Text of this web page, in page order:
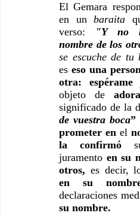
El Gemara
en un baraita
verso:
"Y no
nombre de los
se escuche de tu
es eso una
otra:
objeto de
significado de la
de vuestra boca”
prometer en el
la confirmó
juramento en su
otros, es decir,
en su
declaraciones
su nombre.